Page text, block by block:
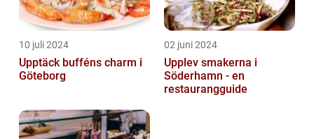
10 juli 2024
Upptäck bufféns charm i
Göteborg
02 juni 2024
Upplev smakerna i
Söderhamn - en
restaurangguide